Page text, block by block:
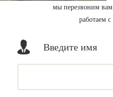
мы перезвоним
работаем
Введите имя